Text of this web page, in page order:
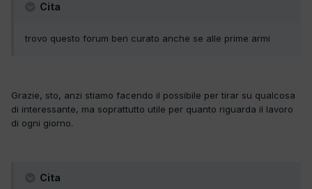
Cita
trovo questo forum ben curato anche se alle prime armi
Grazie, sto, anzi stiamo facendo il possibile per tirar su qualcosa
di interessante, ma soprattutto utile per quanto riguarda il lavoro
di ogni giorno.
Cita